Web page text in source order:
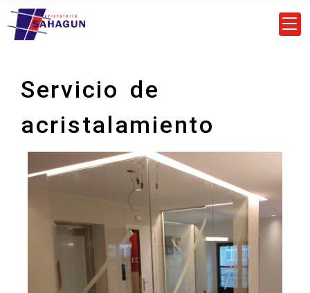
Servicio de
acristalamiento